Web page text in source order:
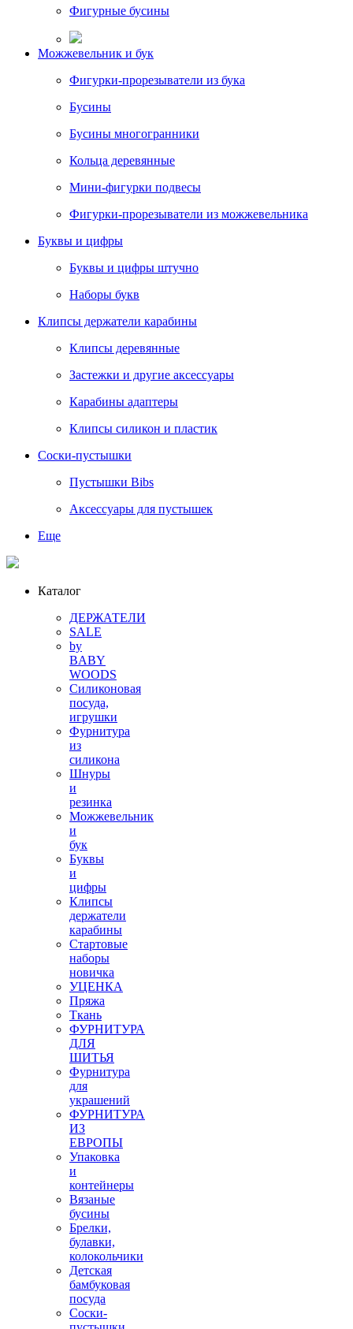
Фигурные бусины
Можжевельник и бук
Фигурки-прорезыватели из бука
Бусины
Бусины многогранники
Кольца деревянные
Мини-фигурки подвесы
Фигурки-прорезыватели из можжевельника
Буквы и цифры
Буквы и цифры штучно
Наборы букв
Клипсы держатели карабины
Клипсы деревянные
Застежки и другие аксессуары
Карабины адаптеры
Клипсы силикон и пластик
Соски-пустышки
Пустышки Bibs
Аксессуары для пустышек
Еще
Каталог
ДЕРЖАТЕЛИ
SALE
by
BABY
WOODS
Силиконовая
посуда,
игрушки
Фурнитура
из
силикона
Шнуры
и
резинка
Можжевельник
и
бук
Буквы
и
цифры
Клипсы
держатели
карабины
Стартовые
наборы
новичка
УЦЕНКА
Пряжа
Ткань
ФУРНИТУРА
ДЛЯ
ШИТЬЯ
Фурнитура
для
украшений
ФУРНИТУРА
ИЗ
ЕВРОПЫ
Упаковка
и
контейнеры
Вязаные
бусины
Брелки,
булавки,
колокольчики
Детская
бамбуковая
посуда
Соски-